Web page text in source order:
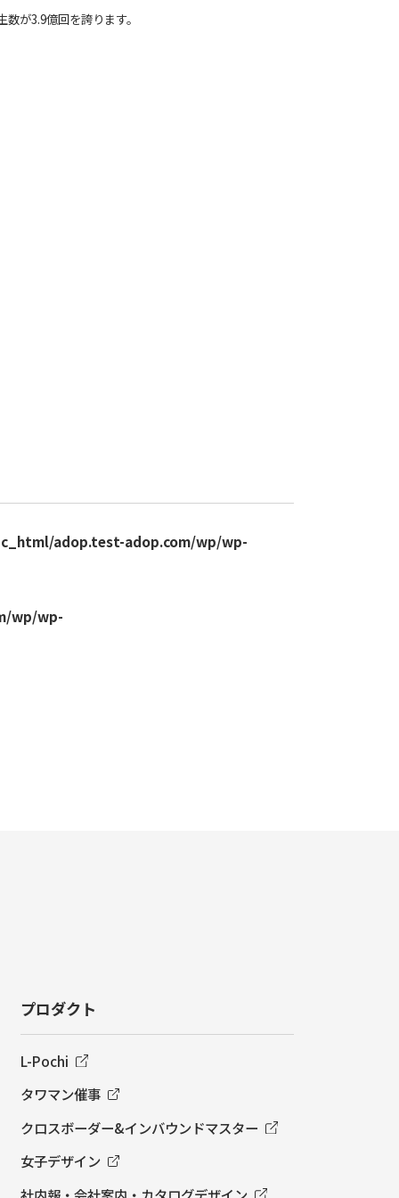
が3.9億回を誇ります。
adop.test-adop.com/wp/wp-
wp/wp-
プロダクト
L-Pochi
タワマン催事
クロスボーダー&インバウンドマスター
女子デザイン
社内報・会社案内・カタログデザイン